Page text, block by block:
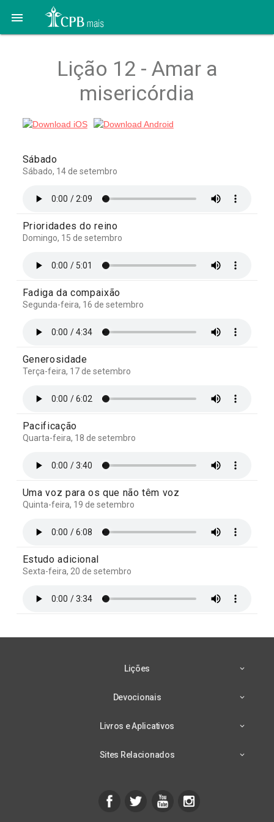

Lição 12 - Amar a
misericórdia
Sábado
Sábado, 14 de setembro
Prioridades do reino
Domingo, 15 de setembro
Fadiga da compaixão
Segunda-feira, 16 de setembro
Generosidade
Terça-feira, 17 de setembro
Pacificação
Quarta-feira, 18 de setembro
Uma voz para os que não têm voz
Quinta-feira, 19 de setembro
Estudo adicional
Sexta-feira, 20 de setembro
Lições
Devocionais
Livros e Aplicativos
Sites Relacionados